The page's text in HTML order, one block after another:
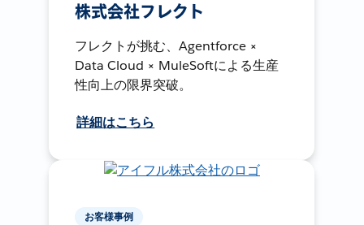
株式会社フレクト
フレクトが挑む、Agentforce ×
Data Cloud × MuleSoftによる生産
性向上の限界突破。
詳細はこちら
お客様事例